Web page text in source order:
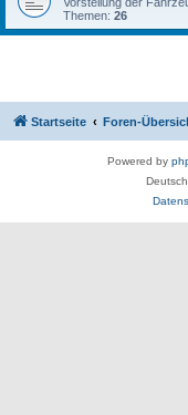
Themen: 26
Startseite Foren-
Powered by